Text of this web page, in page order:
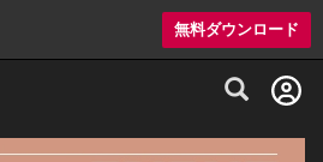
無料ダウンロード
グルメ情報・プレミアムレストラン予約